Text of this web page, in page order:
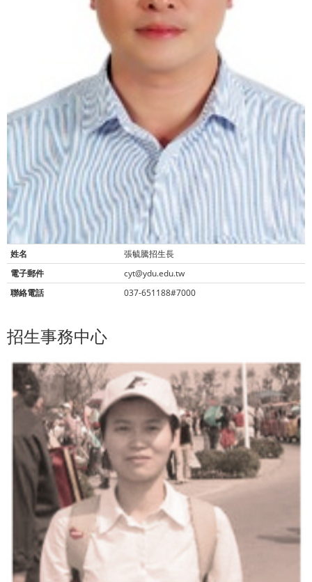
姓名
張毓騰招生長
電子郵件
cyt@ydu.edu.tw
聯絡電話
037-651188#7000
招生事務中心